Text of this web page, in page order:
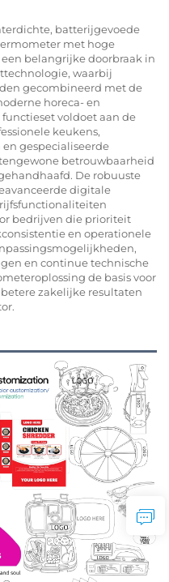
batterijgevoede
met hoge
belangrijke doorbraak in
waarbij
gecombineerd met de
horeca- en
voldoet aan de
keukens,
gespecialiseerde
betrouwbaarheid
De robuuste
digitale
bedrijven die prioriteit
en operationele
en continue technische
de basis voor
zakelijke resultaten